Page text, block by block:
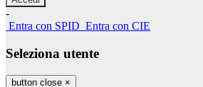
-
Entra con SPID Entra con CIE
Seleziona utente
button close ×